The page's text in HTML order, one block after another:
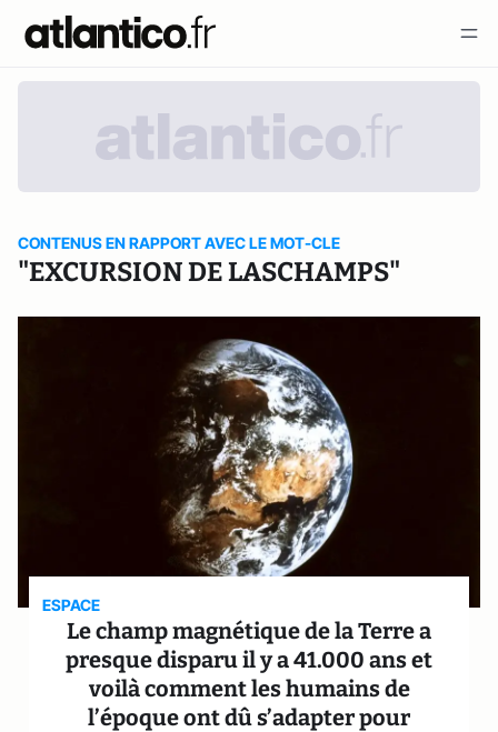
CONTENUS EN RAPPORT AVEC LE MOT-CLE
"EXCURSION DE LASCHAMPS"
ESPACE
Le champ magnétique de la Terre a
presque disparu il y a 41.000 ans et
voilà comment les humains de
l’époque ont dû s’adapter pour